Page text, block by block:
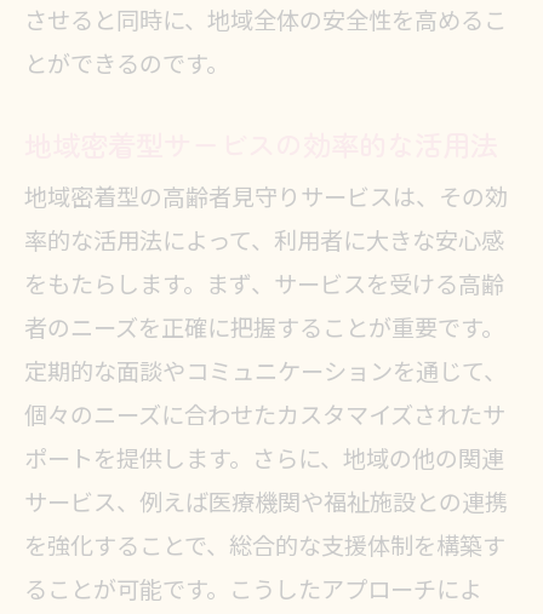
させると同時に、地域全体の安全性を高めるこ
とができるのです。
地域密着型の高齢者見守りサービスは、その効
率的な活用法によって、利用者に大きな安心感
をもたらします。まず、サービスを受ける高齢
者のニーズを正確に把握することが重要です。
定期的な面談やコミュニケーションを通じて、
個々のニーズに合わせたカスタマイズされたサ
ポートを提供します。さらに、地域の他の関連
サービス、例えば医療機関や福祉施設との連携
を強化することで、総合的な支援体制を構築す
ることが可能です。こうしたアプローチによ